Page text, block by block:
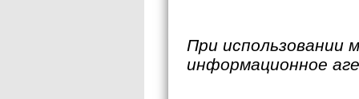
При использовании
информационное